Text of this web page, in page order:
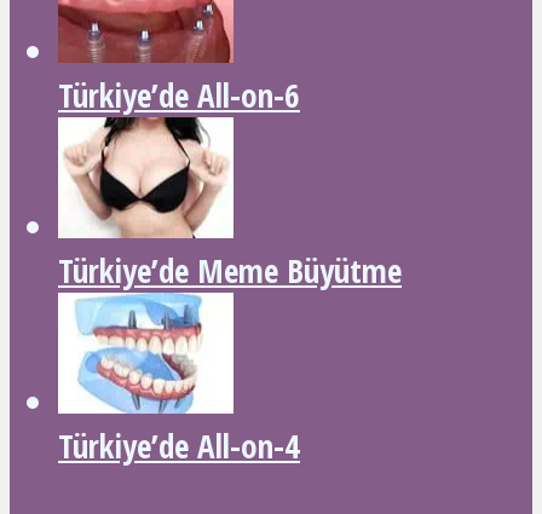
Türkiye’de All-on-6
Türkiye’de Meme Büyütme
Türkiye’de All-on-4